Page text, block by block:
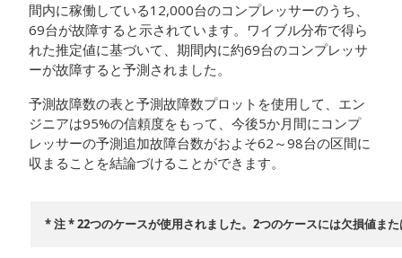
間内に稼働している12,000台のコンプレッサーのうち、
69台が故障すると示されています。ワイブル分布で得ら
れた推定値に基づいて、期間内に約69台のコンプレッサ
ーが故障すると予測されました。
予測故障数の表と予測故障数プロットを使用して、エン
ジニアは95%の信頼度をもって、今後5か月間にコンプ
レッサーの予測追加故障台数がおよそ62～98台の区間に
収まることを結論づけることができます。
* 注 * 22つのケースが使用されました。2つのケースには欠損値ま